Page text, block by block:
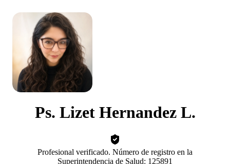
Ps. Lizet Hernandez L.
Profesional verificado. Número de registro en la
Superintendencia de Salud: 125891